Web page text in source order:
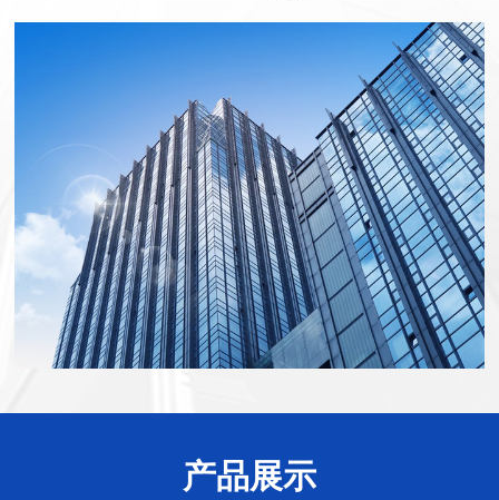
诚信经营的理念赢得海内外的广大客户的赞誉。
产品展示